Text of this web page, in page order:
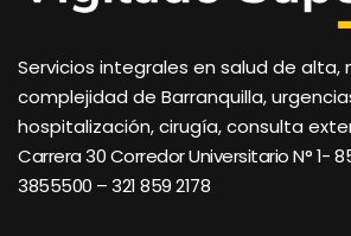
Servicios integrales en salud de alta,
complejidad de Barranquilla,
hospitalización, cirugía, consulta
Carrera 30 Corredor Universitario N° 1-
3855500 – 321 859 2178